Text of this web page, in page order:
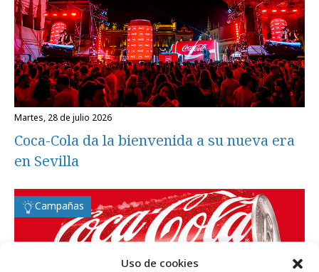
Uso de cookies
martes, 28 de julio 2026
Coca-Cola da la bienvenida a su nueva era
en Sevilla
Campañas